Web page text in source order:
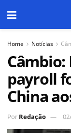
Home Notícias
Câmbio:
payroll
China
Por Redação